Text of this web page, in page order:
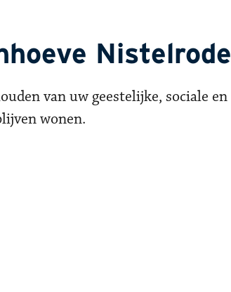
Nistelrode
van uw geestelijke, sociale en
wonen.